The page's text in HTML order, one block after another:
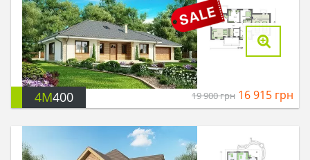
4M400 19 900грн 16 915 грн